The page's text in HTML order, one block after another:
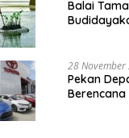
Balai
28 November
Pekan